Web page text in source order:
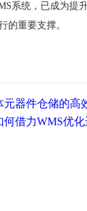
系统，已成为提
的重要支撑。
元器件仓储的高
借力WMS优化